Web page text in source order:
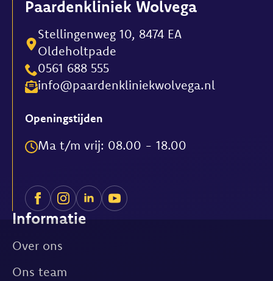
Paardenkliniek Wolvega​
Stellingenweg 10, 8474 EA
Oldeholtpade
0561 688 555
info@paardenkliniekwolvega.nl
Openingstijden
Ma t/m vrij: 08.00 - 18.00
Informatie
Over ons
Ons team